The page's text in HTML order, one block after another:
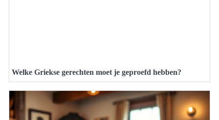
Welke Griekse gerechten moet je geproefd hebben?